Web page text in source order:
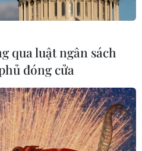
qua luật ngân sách
đóng cửa